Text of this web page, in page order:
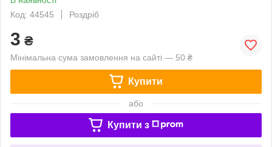
Код: 44545
Роздріб
3 ₴
Мінімальна сума замовлення на сайті — 50 ₴
Купити
або
Купити з